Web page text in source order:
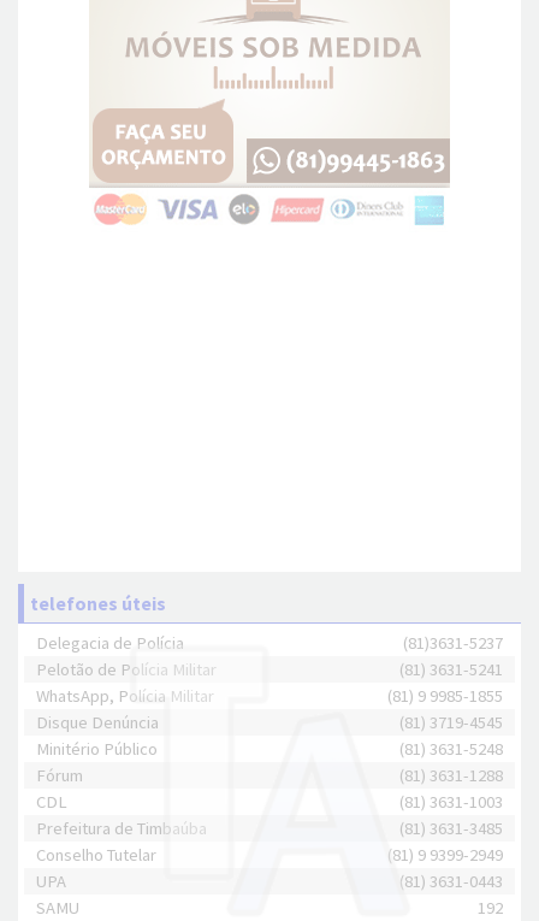
telefones úteis
Delegacia de Polícia
(81)3631-5237
Pelotão de Polícia Militar
(81) 3631-5241
WhatsApp, Polícia Militar
(81) 9 9985-1855
Disque Denúncia
(81) 3719-4545
Minitério Público
(81) 3631-5248
Fórum
(81) 3631-1288
CDL
(81) 3631-1003
Prefeitura de Timbaúba
(81) 3631-3485
Conselho Tutelar
(81) 9 9399-2949
UPA
(81) 3631-0443
SAMU
192